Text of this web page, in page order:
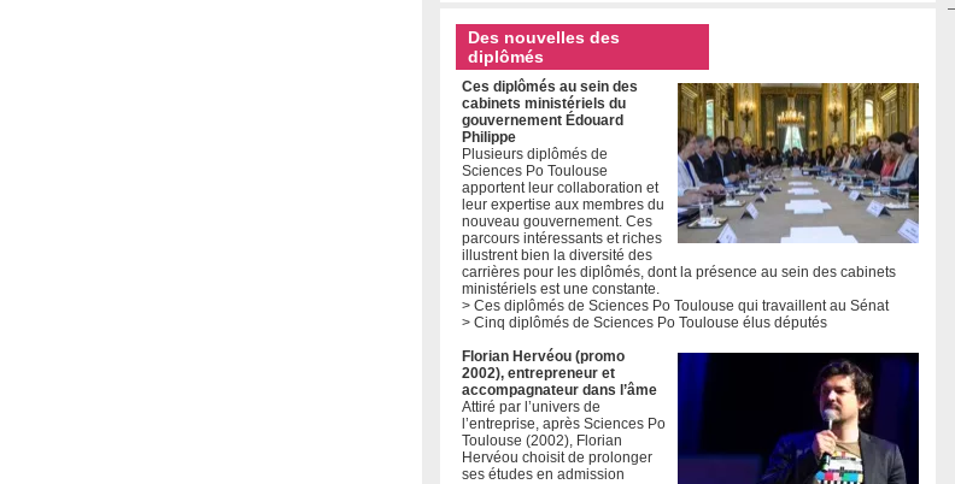
Des nouvelles des
diplômés
Ces diplômés au sein des
cabinets ministériels du
gouvernement Édouard
Philippe
Plusieurs diplômés de
Sciences Po Toulouse
apportent leur collaboration et
leur expertise aux membres du
nouveau gouvernement. Ces
parcours intéressants et riches
illustrent bien la diversité des
carrières pour les diplômés, dont la présence au sein des cabinets
ministériels est une constante.
> Ces diplômés de Sciences Po Toulouse qui travaillent au Sénat
> Cinq diplômés de Sciences Po Toulouse élus députés
Florian Hervéou (promo
2002), entrepreneur et
accompagnateur dans l’âme
Attiré par l’univers de
l’entreprise, après Sciences Po
Toulouse (2002), Florian
Hervéou choisit de prolonger
ses études en admission